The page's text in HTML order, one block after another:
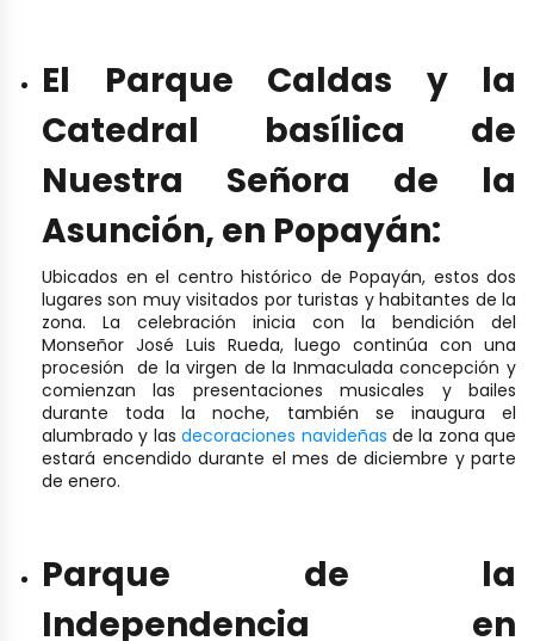
El Parque Caldas y la
Catedral basílica de
Nuestra Señora de la
Asunción, en Popayán:
Ubicados en el centro histórico de Popayán, estos dos
lugares son muy visitados por turistas y habitantes de la
zona. La celebración inicia con la bendición del
Monseñor José Luis Rueda, luego continúa con una
procesión de la virgen de la Inmaculada concepción y
comienzan las presentaciones musicales y bailes
durante toda la noche, también se inaugura el
alumbrado y lasdecoraciones navideñas de la zona que
estará encendido durante el mes de diciembre y parte
de enero.
Parque de la
Independencia en